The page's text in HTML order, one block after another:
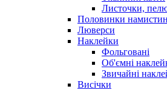
Листочки,
Половинки
Люверси
Наклейки
Фольговані
Об'ємні
Звичайні
Висічки